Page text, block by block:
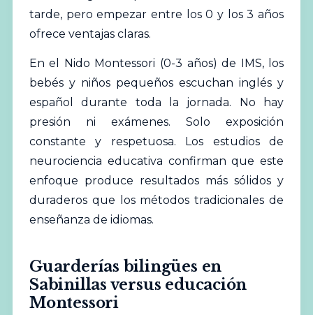
tarde, pero empezar entre los 0 y los 3 años
ofrece ventajas claras.
En el Nido Montessori (0-3 años) de IMS, los
bebés y niños pequeños escuchan inglés y
español durante toda la jornada. No hay
presión ni exámenes. Solo exposición
constante y respetuosa. Los estudios de
neurociencia educativa confirman que este
enfoque produce resultados más sólidos y
duraderos que los métodos tradicionales de
enseñanza de idiomas.
Guarderías bilingües en
Sabinillas versus educación
Montessori